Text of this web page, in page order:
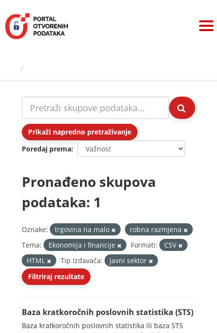
sadržaj
Prikaži napredno pretraživanje
Poredaj prema
Pronađeno skupova
podataka: 1
Oznake: trgovina na malo
robna razmjena
Tema:
Ekonomija i financije Formati:
CSV
HTML
Tip Izdavača:
Javni sektor
Filtriraj rezultate
Baza kratkoročnih poslovnih statistika (STS)
Baza kratkoročnih poslovnih statistika ili baza STS